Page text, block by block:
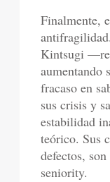
Finalmente,
Kintsugi
fracaso en
sus crisis y
estabilidad
teórico. Sus
defectos,
seniority.